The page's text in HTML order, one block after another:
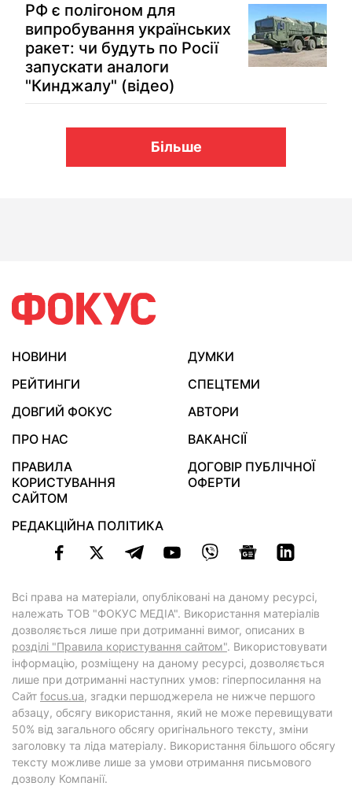
РФ є полігоном для
випробування українських
ракет: чи будуть по Росії
запускати аналоги
"Кинджалу" (відео)
Більше
НОВИНИ
ДУМКИ
РЕЙТИНГИ
СПЕЦТЕМИ
ДОВГИЙ ФОКУС
АВТОРИ
ПРО НАС
ВАКАНСІЇ
ПРАВИЛА
КОРИСТУВАННЯ
САЙТОМ
ДОГОВІР ПУБЛІЧНОЇ
ОФЕРТИ
РЕДАКЦІЙНА ПОЛІТИКА
Всі права на матеріали, опубліковані на даному ресурсі,
належать ТОВ "ФОКУС МЕДІА". Використання матеріалів
дозволяється лише при дотриманні вимог, описаних в
розділі "Правила користування сайтом". Використовувати
інформацію, розміщену на даному ресурсі, дозволяється
лише при дотриманні наступних умов: гіперпосилання на
Cайт focus.ua, згадки першоджерела не нижче першого
абзацу, обсягу використання, який не може перевищувати
50% від загального обсягу оригінального тексту, зміни
заголовку та ліда матеріалу. Використання більшого обсягу
тексту можливе лише за умови отримання письмового
дозволу Компанії.